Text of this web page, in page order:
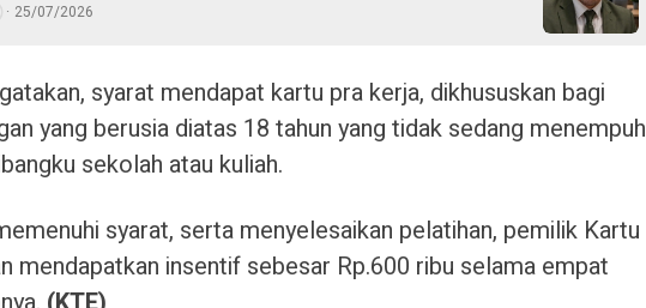
25/07/2026
syarat mendapat kartu pra kerja, dikhususkan bagi
yang berusia diatas 18 tahun yang tidak sedang menempuh
sekolah atau kuliah.
syarat, serta menyelesaikan pelatihan, pemilik Kartu
mendapatkan insentif sebesar Rp.600 ribu selama empat